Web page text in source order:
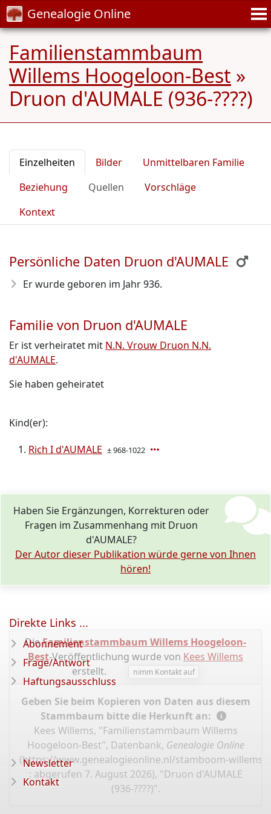
Genealogie Online
Familienstammbaum
Willems Hoogeloon-Best »
Druon d'AUMALE (936-????)
Einzelheiten Bilder
Unmittelbaren Familie
Beziehung
Quellen
Vorschläge
Kontext
Persönliche Daten Druon d'AUMALE
Er wurde geboren im Jahr 936.
Familie von Druon d'AUMALE
Er ist verheiratet mit N.N. Vrouw Druon N.N.
d'AUMALE.
Sie haben geheiratet
Kind(er):
Rich I d'AUMALE ± 968-1022
Haben Sie Ergänzungen, Korrekturen oder
Fragen im Zusammenhang mit Druon
d'AUMALE?
Der Autor dieser Publikation würde gerne von Ihnen
hören!
DieFamilienstammbaum Willems Hoogeloon-
Best-Veröffentlichung wurde von Kees Willems
erstellt.
nimm Kontakt auf
Geben Sie beim Kopieren von Daten aus diesem
Stammbaum bitte die Herkunft an:
Kees Willems, "Familienstammbaum Willems
Hoogeloon-Best", Datenbank, Genealogie Online
(https://www.genealogieonline.nl/stamboom-willems-
: abgerufen 7. August 2026), "Druon d'AUMALE
(936-????)".
Direkte Links ...
Abonnement
Frage/Antwort
Haftungsausschluss
Newsletter
Kontakt